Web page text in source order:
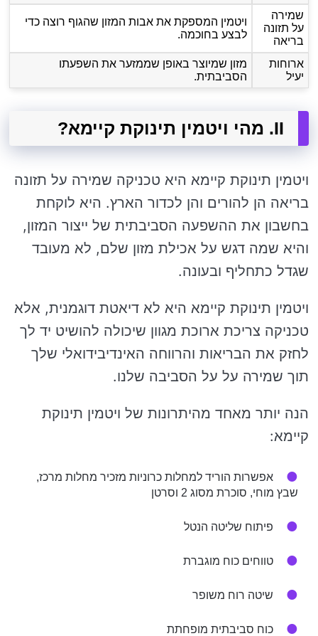
שמירה
על תזונה
בריאה
ויטמין המספקת את אבות המזון שהגוף רוצה כדי
לבצע בחוכמה.
ארוחות
יעיל
מזון שמיוצר באופן שממזער את השפעתו
הסביבתית.
II. מהי ויטמין תינוקת קיימא?
ויטמין תינוקת קיימא היא טכניקה שמירה על תזונה
בריאה הן להורים והן לכדור הארץ. היא לוקחת
בחשבון את ההשפעה הסביבתית של ייצור המזון,
והיא שמה דגש על אכילת מזון שלם, לא מעובד
שגדל כתחליף ובעונה.
ויטמין תינוקת קיימא היא לא דיאטת דוגמנית, אלא
טכניקה צריכת ארוכת מגוון שיכולה להושיט יד לך
לחזק את הבריאות והרווחה האינדיבידואלי שלך
תוך שמירה על על הסביבה שלנו.
הנה יותר מאחד מהיתרונות של ויטמין תינוקת
קיימא:
אפשרות הוריד למחלות כרוניות מזכיר מחלות מרכז,
שבץ מוחי, סוכרת מסוג 2 וסרטן
פיתוח שליטה הנטל
טווחים כוח מוגברת
שיטה רוח משופר
כוח סביבתית מופחתת